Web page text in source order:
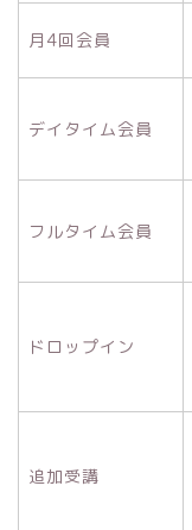
月4回会員
デイタイム会員
フルタイム会員
ドロップイン
追加受講